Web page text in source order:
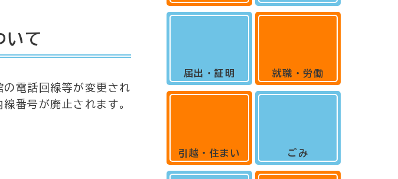
いて
電話回線等が変更され
番号が廃止されます。
届出・証明
引越・住まい
就職・労働
ごみ